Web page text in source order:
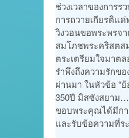
ช่วงเวลาของการ
การถวายเกียรติแด่
วิงวอนขอพระพรจ
สมโภชพระคริสต
ตระเตรียมใจมาต
รำพึงถึงความรักข
ผ่านมา ในหัวข้อ “
350ปี มิสซังสยาม
ขอบพระคุณได้มีก
และรับข้อความที่ร